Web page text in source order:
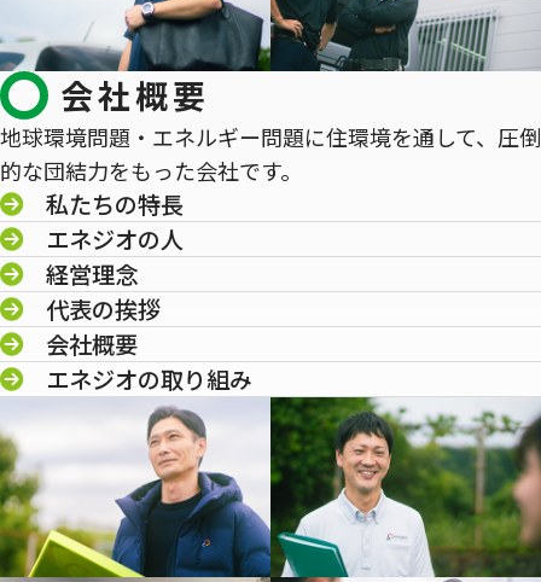
会社概要
地球環境問題・エネルギー問題に住環境を通して、圧倒
的な団結力をもった会社です。
私たちの特長
エネジオの人
経営理念
代表の挨拶
会社概要
エネジオの取り組み